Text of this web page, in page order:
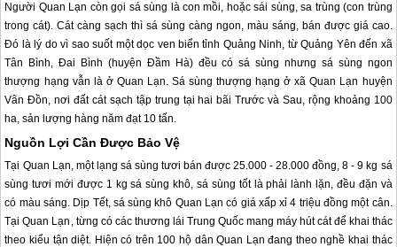
Người Quan Lạn còn gọi sá sùng là con mồi, hoặc sái sùng, sa trùng (con trùng
trong cát). Cát càng sạch thì sá sùng càng ngon, màu sáng, bán được giá cao.
Đó là lý do vì sao suốt một dọc ven biển tỉnh Quảng Ninh, từ Quảng Yên đến xã
Tân Bình, Đai Bình (huyện Đầm Hà) đều có sá sùng nhưng sá sùng ngon
thượng hạng vẫn là ở Quan Lạn. Sá sùng thượng hạng ở xãQuan Lạn huyện
Vân Đồn, nơi đất cát sạch tập trung tại hai bãi Trước và Sau, rộng khoảng 100
ha, sản lượng hàng năm đạt 10 tấn.
Nguồn Lợi Cần Được Bảo Vệ
Tại Quan Lạn, một lạng sá sùng tươi bán được 25.000 - 28.000 đồng, 8 - 9 kg sá
sùng tươi mới được 1 kg sá sùng khô, sá sùng tốt là phải lành lặn, đều đặn và
có màu sáng. Dịp Tết, sá sùng khô Quan Lạn có giá xấp xỉ 4 triệu đồng một cân.
TạiQuan Lạn , từng có các thương lái Trung Quốc mang máy hút cát để khai thác
theo kiểu tận diệt. Hiện có trên 100 hộ dânQuan Lạn đang theo nghề khai thác